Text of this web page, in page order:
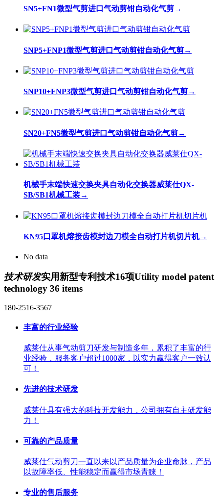
SN5+FN1微型气剪进口气动剪钳自动化气剪→
SNP5+FNP1微型气剪进口气动剪钳自动化气剪→
SNP10+FNP3微型气剪进口气动剪钳自动化气剪→
SN20+FN5微型气剪进口气动剪钳自动化气剪→
机械手末端快速交换夹具自动化交换器威莱仕QX-
SB/SB1机械工装→
KN95口罩机熔接齿模封边刀模全自动打片机切片机→
No data
技术研发实用新型专利技术16项Utility model patent
technology 36 items
180-2516-3567
丰富的行业经验
威莱仕从事气动剪刀研发与制造多年，累积了丰富的行
业经验，服务客户超过1000家，以实力赢得客户一致认
可！
先进的技术研发
威莱仕具有强大的科技开发能力，公司拥有自主研发能
力！
可靠的产品质量
威莱仕气动剪刀一直以来以产品质量为企业命脉，产品
以故障率低、性能稳定而赢得市场青睐！
专业的售后服务